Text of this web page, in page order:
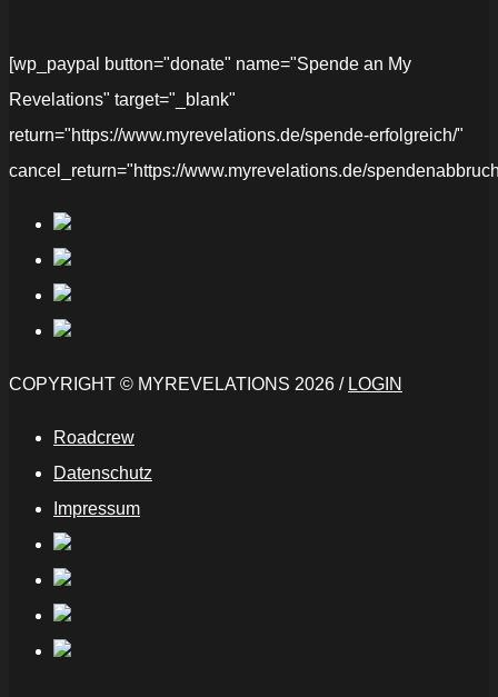
[wp_paypal button="donate" name="Spende an My
Revelations" target="_blank"
return="https://www.myrevelations.de/spende-erfolgreich/"
cancel_return="https://www.myrevelations.de/
COPYRIGHT © MYREVELATIONS 2026 / LOGIN
Roadcrew
Datenschutz
Impressum